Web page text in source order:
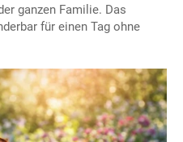
ganzen Familie. Das
für einen Tag ohne